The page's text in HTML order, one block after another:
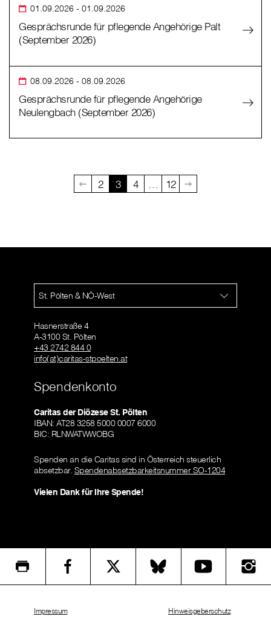
01.09.2026 - 01.09.2026
Gesprächsrunde für pflegende Angehörige Palt
(September 2026)
08.09.2026 - 08.09.2026
Gesprächsrunde für pflegende Angehörige
Neulengbach (September 2026)
2 3 4 … 12
St. Pölten & NÖ-West
Hasnerstraße 4
A-3100 St. Pölten
+43 2742 844 0
info(at)caritas-stpoelten.at
Spendenkonto
Caritas der Diözese St. Pölten
IBAN: AT28 3258 5000 0007 6000
BIC: RLNWATWWOBG
Spenden an die Caritas sind in Österreich steuerlich
absetzbar. Spendenabsetzbarkeitsnummer SO-1204
Vielen Dank für Ihre Spende!
Impressum Hinweisgeberschutz